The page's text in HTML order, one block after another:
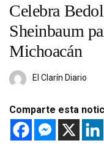
Celebra
Sheinbaum
Michoacán
El Clarín Diario
Comparte esta